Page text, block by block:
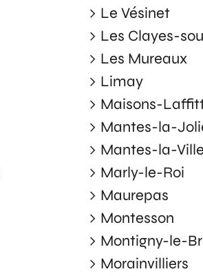
Le Vésinet
Les Clayes-
Les Mureaux
Limay
Maisons-
Mantes-la-
Mantes-la-Ville
Marly-le-Roi
Maurepas
Montesson
Montigny-le-
Morainvilliers